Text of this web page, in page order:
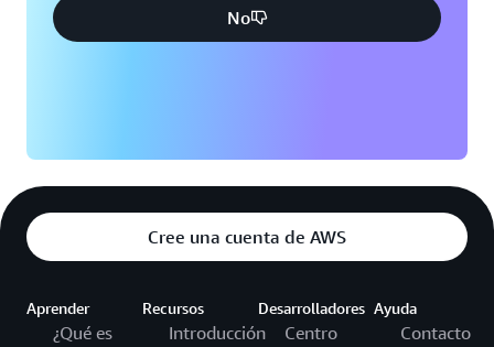
No
Cree una cuenta de AWS
Aprender
¿Qué es
Recursos
Introducción
Desarrolladores
Centro
Ayuda
Contacto